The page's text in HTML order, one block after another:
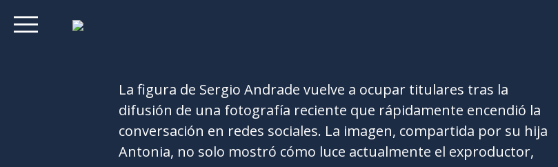
La figura de Sergio Andrade vuelve a ocupar titulares tras la
difusión de una fotografía reciente que rápidamente encendió la
conversación en redes sociales. La imagen, compartida por su hija
Antonia, no solo mostró cómo luce actualmente el exproductor,